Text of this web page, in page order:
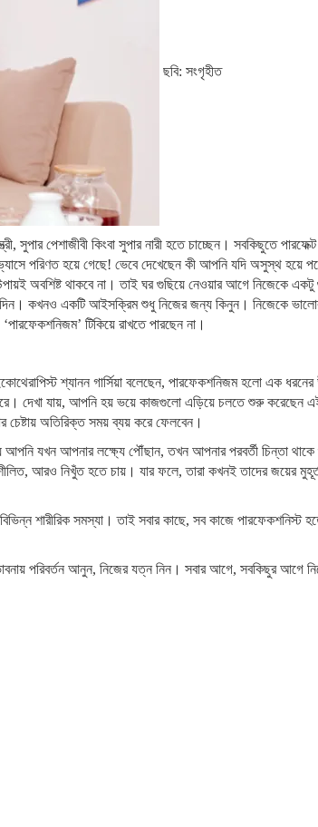
ছবি: সংগৃহীত
সুপার পেশাজীবী কিংবা সুপার নারী হতে চাচ্ছেন। সবকিছুতে
পরিণত হয়ে গেছে! ভেবে দেখেছেন কী আপনি যদি অসুস্থ হয়ে
অবশিষ্ট থাকবে না। তাই ঘর গুছিয়ে নেওয়ার আগে নিজেকে একটু
কখনও একটি আইসক্রিম শুধু নিজের জন্য কিনুন। নিজেকে
টিকিয়ে রাখতে পারছেন না।
শ্যানন গার্সিয়া বলেছেন, পারফেকশনিজম হলো এক
দেখা যায়, আপনি হয় ভয়ে কাজগুলো এড়িয়ে চলতে শুরু করেছেন
অতিরিক্ত সময় ব্যয় করে ফেলবেন।
আপনি যখন আপনার লক্ষ্যে পৌঁছান, তখন আপনার পরবর্তী চিন্তা
আরও নিখুঁত হতে চায়। যার ফলে, তারা কখনই তাদের জয়ের
শারীরিক সমস্যা। তাই সবার কাছে, সব কাজে পারফেকশনিস্ট
পরিবর্তন আনুন, নিজের যত্ন নিন। সবার আগে, সবকিছুর আগে